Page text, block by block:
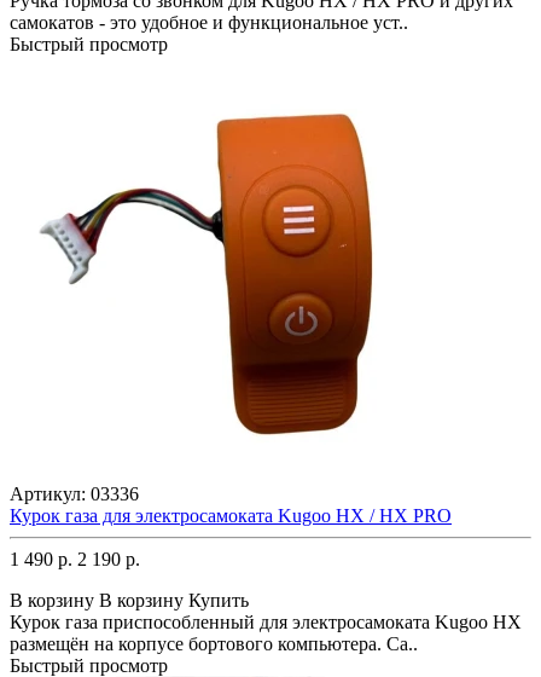
самокатов - это удобное и функциональное уст..
Быстрый просмотр
Артикул: 03336
Курок газа для электросамоката Kugoo HX / HX PRO
1 490 р. 2 190 р.
В корзину В корзину Купить
Курок газа приспособленный для электросамоката Kugoo HX
размещён на корпусе бортового компьютера. Са..
Быстрый просмотр